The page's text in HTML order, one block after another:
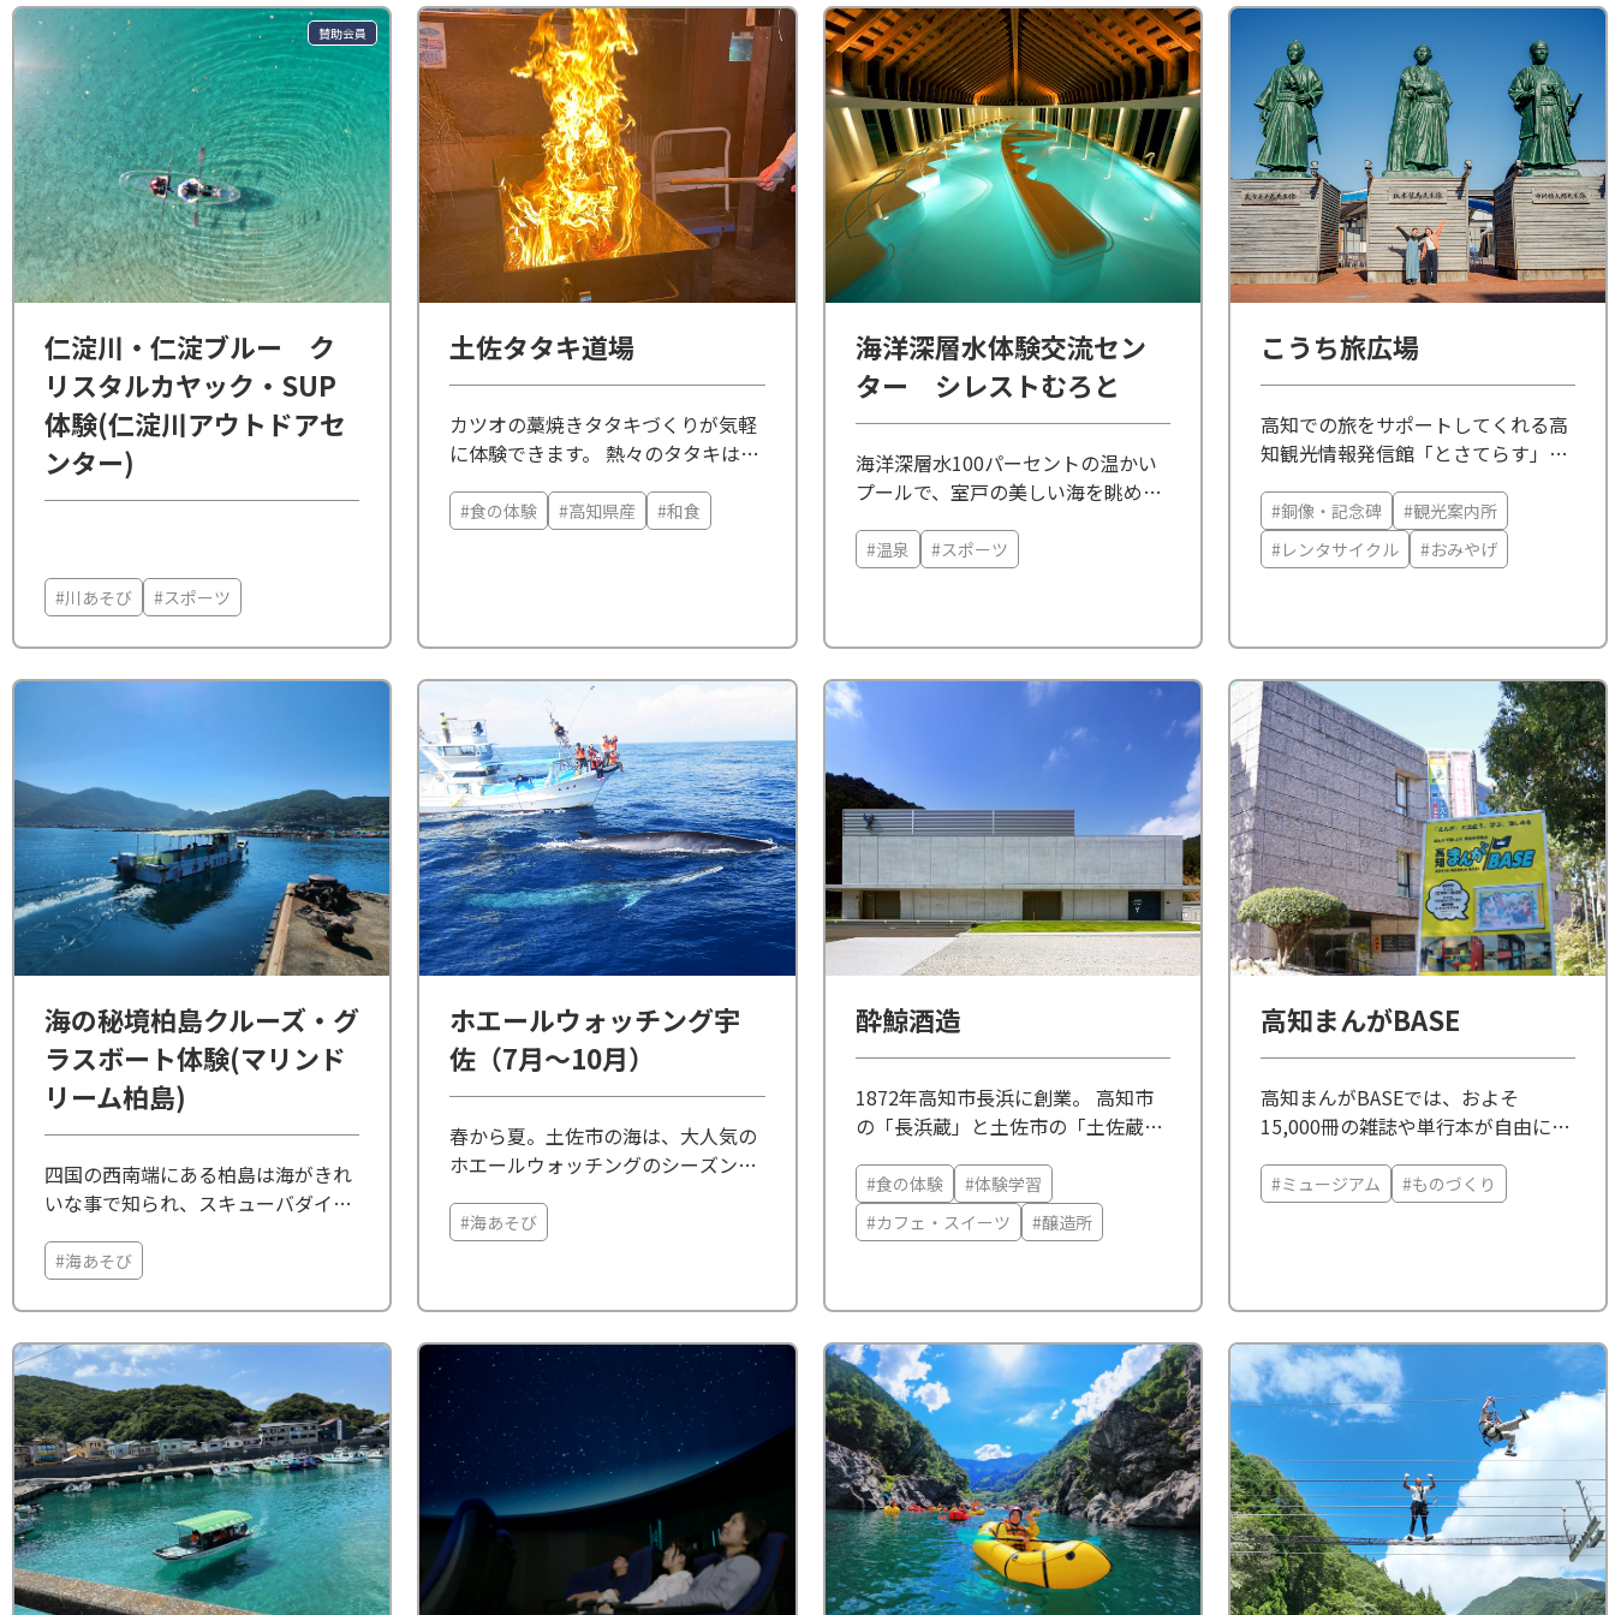
賛助会員
仁淀川・仁淀ブルー ク
リスタルカヤック・SUP
体験(仁淀川アウトドアセ
ンター)
#川あそび #スポーツ
土佐タタキ道場
カツオの藁焼きタタキづくりが気軽
に体験できます。 熱々のタタキは絶
ょうか。
#食の体験 #高知県産 #和食
海洋深層水体験交流セン
ター シレストむろと
海洋深層水100パーセントの温かい
プールで、室戸の美しい海を眺めな
しめる健康増進施設です。他に露天
風呂、フィンランドサウナ、外気浴
#温泉 #スポーツ
こうち旅広場
高知での旅をサポートしてくれる高
知観光情報発信館「とさてらす」、
など、高知に着いたらまず立ち寄り
たい旅の拠点です。
#銅像・記念碑
#観光案内所
#レンタサイクル
#おみやげ
海の秘境柏島クルーズ・グ
ラスボート体験(マリンド
リーム柏島)
四国の西南端にある柏島は海がきれ
いな事で知られ、スキューバダイビ
海から見る白の花崗岩の海岸は異国
のような雰囲気。 柏島の海に広がる
船長自慢のテーブルサンゴ群を見る
こ ...
#海あそび
ホエールウォッチング宇
佐（7月～10月）
春から夏。土佐市の海は、大人気の
ホエールウォッチングのシーズンで
は、巨大なニタリクジラや遊び好き
で陽気なイルカたち。彼らと出会う
えてしま...
#海あそび
酔鯨酒造
1872年高知市長浜に創業。 高知市
の「長浜蔵」と土佐市の「土佐蔵」
雄大な太平洋を望む景勝地「桂浜」
にほど近く、古き良き日本家屋の仕
込蔵で、歴史ある酒造りの伝統と、
#食の体験
#体験学習
#カフェ・スイーツ
#醸造所
高知まんがBASE
高知まんがBASEでは、およそ
15,000冊の雑誌や単行本が自由に読
材で描くアナログ作画と液晶タブレ
ットを使ったデジタル作画が楽しめ
#ミュージアム #ものづくり